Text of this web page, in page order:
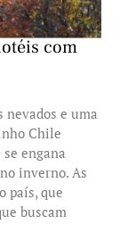
com
nevados e uma
Chile
engana
inverno. As
país, que
buscam